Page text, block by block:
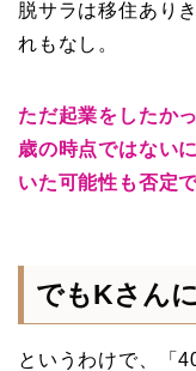
脱サラは移住あり
れもなし。
ただ起業をしたか
歳の時点ではない
いた可能性も否定
でもKさん
というわけで、「